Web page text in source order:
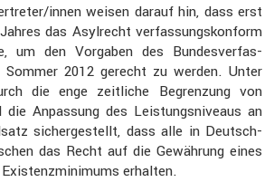
innen weisen darauf hin, dass erst
das Asylrecht verfas­sungs­kon­form
um den Vorgaben des Bundes­ver­fas­
2012 gerecht zu werden. Unter
die enge zeitliche Begren­zung von
die Anpas­sung des Leistungs­ni­veaus an
sicher­ge­stellt, dass alle in Deutsch­
das Recht auf die Gewäh­rung eines
erhalten.